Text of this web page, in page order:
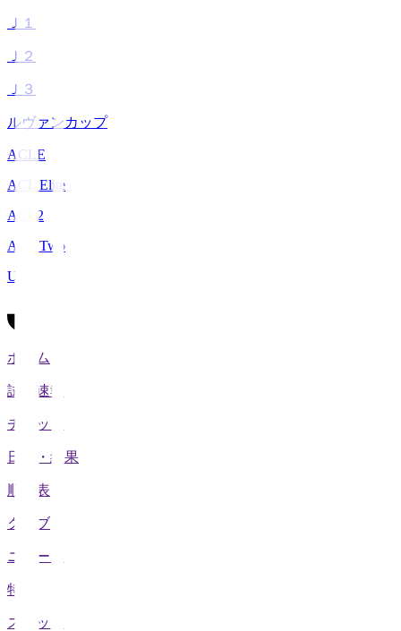
Ｊ１
Ｊ２
Ｊ３
ルヴァンカップ
ACLE
ACL Elite
ACL2
ACL Two
U-21
ホーム
試合速報
チケット
日程・結果
順位表
クラブ
ニュース
特集
スタッツ